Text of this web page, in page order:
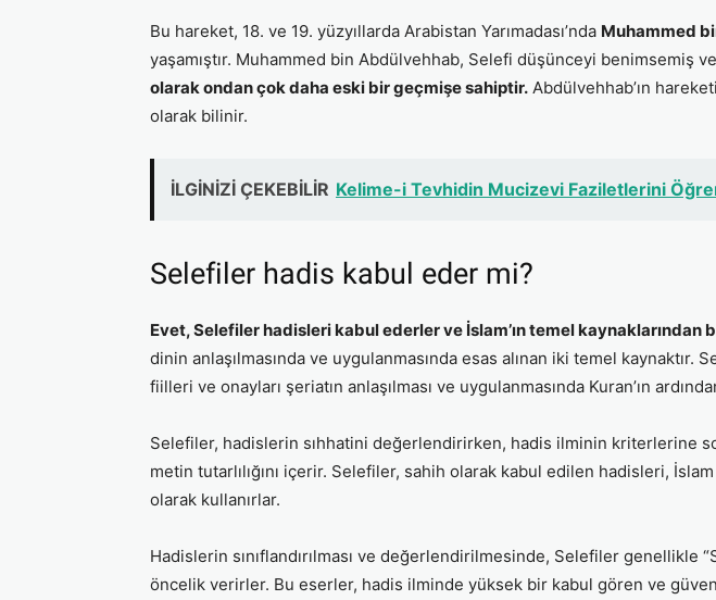
Bu hareket, 18. ve 19. yüzyıllarda Arabistan Yarımadası’nda Muhammed
yaşamıştır. Muhammed bin Abdülvehhab, Selefi düşünceyi benimsemiş
olarak ondan çok daha eski bir geçmişe sahiptir. Abdülvehhab’ın
olarak bilinir.
İLGİNİZİ ÇEKEBİLİR Kelime-i Tevhidin Mucizevi Faziletlerini
Selefiler hadis kabul eder mi?
Evet, Selefiler hadisleri kabul ederler ve İslam’ın temel kaynaklarından
dinin anlaşılmasında ve uygulanmasında esas alınan iki temel
fiilleri ve onayları şeriatın anlaşılması ve uygulanmasında Kuran’ın
Selefiler, hadislerin sıhhatini değerlendirirken, hadis ilminin kriterlerine
metin tutarlılığını içerir. Selefiler, sahih olarak kabul edilen hadisleri,
olarak kullanırlar.
Hadislerin sınıflandırılması ve değerlendirilmesinde, Selefiler genellikle
öncelik verirler. Bu eserler, hadis ilminde yüksek bir kabul gören ve